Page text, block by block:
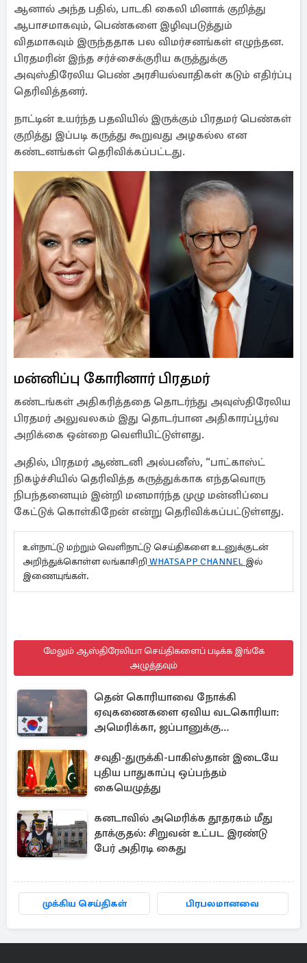
ஆனால் அந்த பதில், பாடகி கைலி மினாக் குறித்து
ஆபாசமாகவும், பெண்களை இழிவுபடுத்தும்
விதமாகவும் இருந்ததாக பல விமர்சனங்கள் எழுந்தன.
பிரதமரின் இந்த சர்ச்சைக்குரிய கருத்துக்கு
அவுஸ்திரேலிய பெண் அரசியல்வாதிகள் கடும் எதிர்ப்பு
தெரிவித்தனர்.
நாட்டின் உயர்ந்த பதவியில் இருக்கும் பிரதமர் பெண்கள்
குறித்து இப்படி கருத்து கூறுவது அழகல்ல என
கண்டனங்கள் தெரிவிக்கப்பட்டது.
மன்னிப்பு கோரினார் பிரதமர்
கண்டங்கள் அதிகரித்ததை தொடர்ந்து அவுஸ்திரேலிய
பிரதமர் அலுவலகம் இது தொடர்பான அதிகாரப்பூர்வ
அறிக்கை ஒன்றை வெளியிட்டுள்ளது.
அதில், பிரதமர் ஆண்டனி அல்பனீஸ், “பாட்காஸ்ட்
நிகழ்ச்சியில் தெரிவித்த கருத்துக்காக எந்தவொரு
நிபந்தனையும் இன்றி மனமார்ந்த முழு மன்னிப்பை
கேட்டுக் கொள்கிறேன் என்று தெரிவிக்கப்பட்டுள்ளது.
உள்நாட்டு மற்றும் வெளிநாட்டு செய்திகளை உடனுக்குடன்
அறிந்துக்கொள்ள லங்காசிறி WHATSAPP CHANNEL இல்
இணையுங்கள்.
மேலும் ஆஸ்திரேலியா செய்திகளைப் படிக்க இங்கே
அழுத்தவும்
தென் கொரியாவை நோக்கி
ஏவுகணைகளை ஏவிய வடகொரியா:
அமெரிக்கா, ஜப்பானுக்கு
சவுதி-துருக்கி-பாகிஸ்தான் இடையே
புதிய பாதுகாப்பு ஒப்பந்தம்
கையெழுத்து
கனடாவில் அமெரிக்க தூதரகம் மீது
தாக்குதல்: சிறுவன் உட்பட இரண்டு
பேர் அதிரடி கைது
முக்கிய செய்திகள் பிரபலமானவை